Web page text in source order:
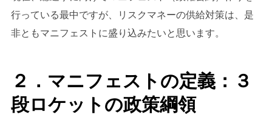
行っている最中ですが、リスクマネーの供給対策は、是
非ともマニフェストに盛り込みたいと思います。
２．マニフェストの定義：３
段ロケットの政策綱領